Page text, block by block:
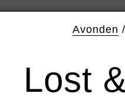
Avonden /
Lost